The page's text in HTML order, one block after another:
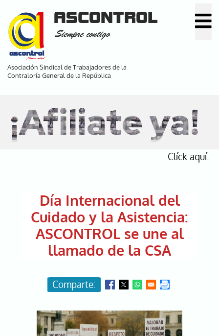
contenido
principal
ASCONTROL
Siempre contigo
Asociación Sindical de Trabajadores de la
Contraloría General de la República
¡Afiliate ya!
Clíck aquí.
Día Internacional del
Cuidado y la Asistencia:
ASCONTROL se une al
llamado de la CSA
Image